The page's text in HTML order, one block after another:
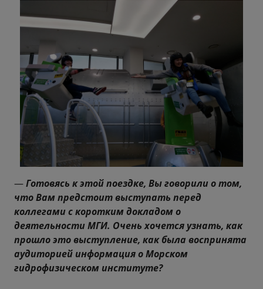
—Готовясь к этой поездке, Вы говорили о том,
что Вам предстоит выступать перед
коллегами с коротким докладом о
деятельности МГИ. Очень хочется узнать, как
прошло это выступление, как была воспринята
аудиторией информация о Морском
гидрофизическом институте?